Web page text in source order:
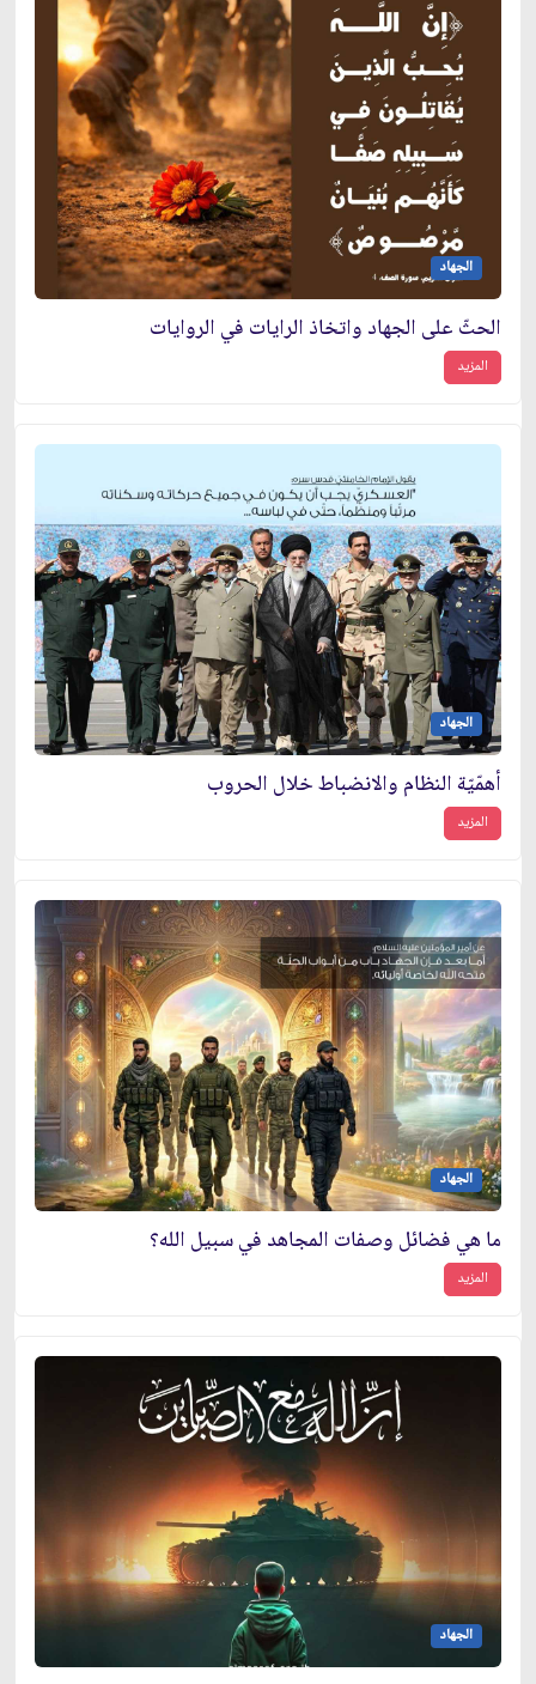
الجهاد
الحثّ على الجهاد واتخاذ الرايات في الروايات
المزيد
الجهاد
أهمّيّة النظام والانضباط خلال الحروب
المزيد
الجهاد
ما هي فضائل وصفات المجاهد في سبيل الله؟
المزيد
الجهاد